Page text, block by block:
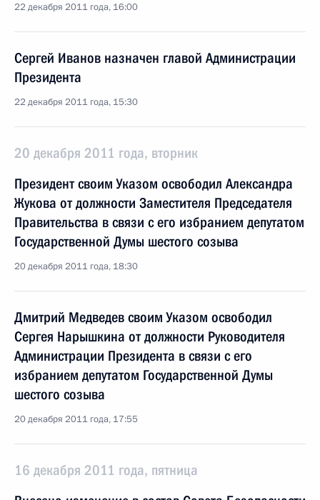
22 декабря 2011 года, 16:00
Сергей Иванов назначен главой Администрации
Президента
22 декабря 2011 года, 15:30
20 декабря 2011 года, вторник
Президент своим Указом освободил Александра
Жукова от должности Заместителя Председателя
Правительства в связи с его избранием депутатом
Государственной Думы шестого созыва
20 декабря 2011 года, 18:30
Дмитрий Медведев своим Указом освободил
Сергея Нарышкина от должности Руководителя
Администрации Президента в связи с его
избранием депутатом Государственной Думы
шестого созыва
20 декабря 2011 года, 17:55
16 декабря 2011 года, пятница